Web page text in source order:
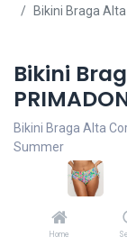
Home
Bikini Braga
Bikini
Bikini Braga Alta
Summer
Corte alto con
Fabricada con